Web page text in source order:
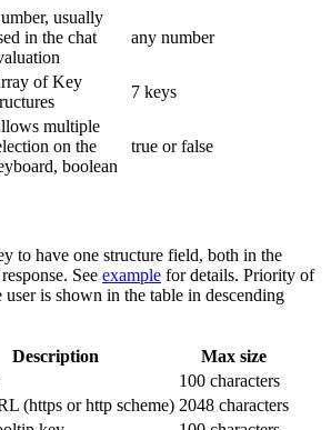
usually
in the chat
any number
of Key
7 keys
multiple
on the
boolean
true or false
to have one structure field, both in the
See example for details. Priority of
is shown in the table in descending
Description
Max size
100 characters
(https or http scheme) 2048 characters